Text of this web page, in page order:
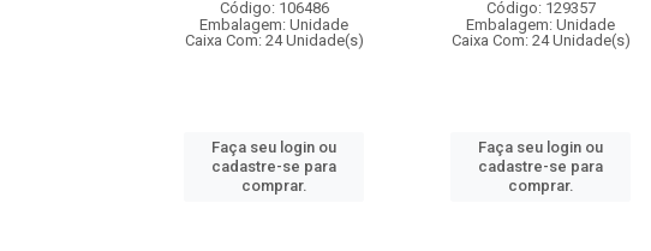
Código: 106486
Embalagem: Unidade
Caixa Com: 24 Unidade(s)
Faça seu login ou
cadastre-se para
comprar.
Código: 129357
Embalagem: Unidade
Caixa Com: 24 Unidade(s)
Faça seu login ou
cadastre-se para
comprar.